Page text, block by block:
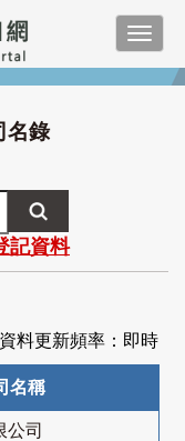
名錄
記資料
資料更新頻率：即時
名稱
公司